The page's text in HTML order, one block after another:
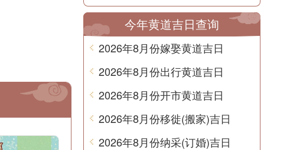
今年黄道吉日查询
2026年8月份嫁娶黄道吉日
2026年8月份出行黄道吉日
2026年8月份开市黄道吉日
2026年8月份移徙(搬家)吉日
2026年8月份纳采(订婚)吉日